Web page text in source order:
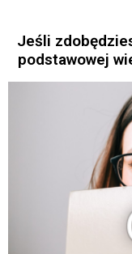
Jeśli
podstawowej